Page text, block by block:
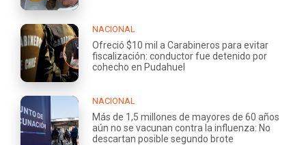
NACIONAL
Ofreció $10 mil a Carabineros para evitar
fiscalización: conductor fue detenido por
cohecho en Pudahuel
NACIONAL
Más de 1,5 millones de mayores de 60 años
aún no se vacunan contra la influenza: No
descartan posible segundo brote